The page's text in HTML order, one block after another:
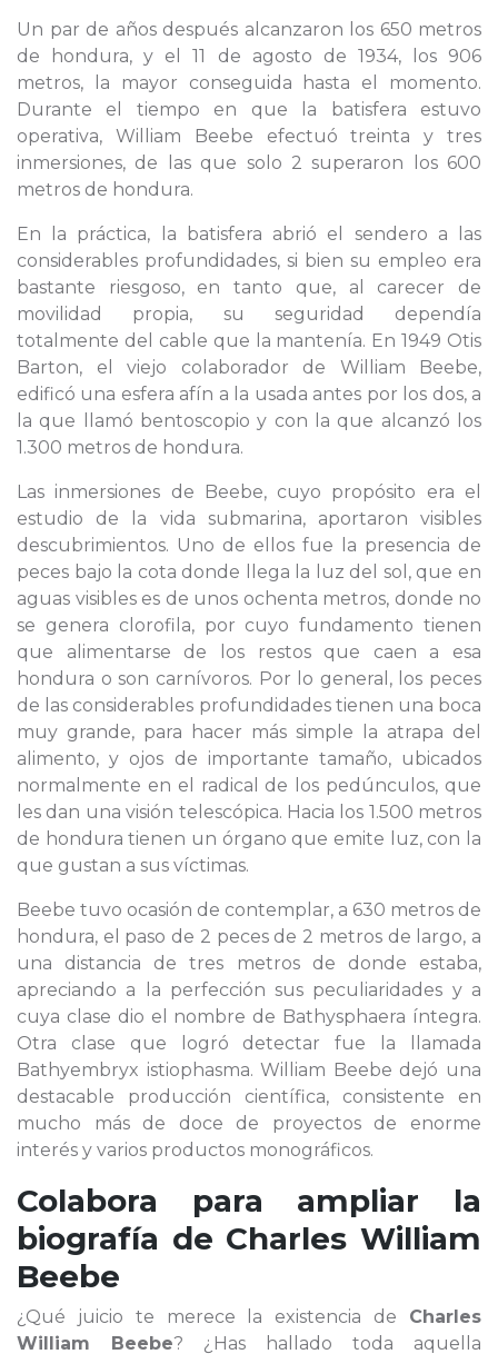
Un par de años después alcanzaron los 650 metros
de hondura, y el 11 de agosto de 1934, los 906
metros, la mayor conseguida hasta el momento.
Durante el tiempo en que la batisfera estuvo
operativa, William Beebe efectuó treinta y tres
inmersiones, de las que solo 2 superaron los 600
metros de hondura.
En la práctica, la batisfera abrió el sendero a las
considerables profundidades, si bien su empleo era
bastante riesgoso, en tanto que, al carecer de
movilidad propia, su seguridad dependía
totalmente del cable que la mantenía. En 1949 Otis
Barton, el viejo colaborador de William Beebe,
edificó una esfera afín a la usada antes por los dos, a
la que llamó bentoscopio y con la que alcanzó los
1.300 metros de hondura.
Las inmersiones de Beebe, cuyo propósito era el
estudio de la vida submarina, aportaron visibles
descubrimientos. Uno de ellos fue la presencia de
peces bajo la cota donde llega la luz del sol, que en
aguas visibles es de unos ochenta metros, donde no
se genera clorofila, por cuyo fundamento tienen
que alimentarse de los restos que caen a esa
hondura o son carnívoros. Por lo general, los peces
de las considerables profundidades tienen una boca
muy grande, para hacer más simple la atrapa del
alimento, y ojos de importante tamaño, ubicados
normalmente en el radical de los pedúnculos, que
les dan una visión telescópica. Hacia los 1.500 metros
de hondura tienen un órgano que emite luz, con la
que gustan a sus víctimas.
Beebe tuvo ocasión de contemplar, a 630 metros de
hondura, el paso de 2 peces de 2 metros de largo, a
una distancia de tres metros de donde estaba,
apreciando a la perfección sus peculiaridades y a
cuya clase dio el nombre de Bathysphaera íntegra.
Otra clase que logró detectar fue la llamada
Bathyembryx istiophasma. William Beebe dejó una
destacable producción científica, consistente en
mucho más de doce de proyectos de enorme
interés y varios productos monográficos.
Colabora para ampliar la
biografía de Charles William
Beebe
¿Qué juicio te merece la existencia de Charles
William Beebe? ¿Has hallado toda aquella